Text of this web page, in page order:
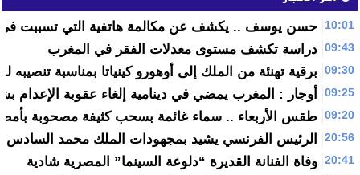
10:01 حسن يوسف .. يكشف عن مكالمة هاتفية التي تسببت في
09:43 دراسة تكشف مستوى معدلات الفقر في المغرب
09:30 برقية تهنئة من الملك إلى أوهورو كينياتا بمناسبة تنصيبه
09:25 أوجار : المغرب يمضي في دينامية إلغاء عقوبة الإعدام
09:20 طقس الأربعاء .. سماء غائمة بسحب كثيفة مصحوبة
20:56 الرئيس الفرنسي يشيد بمجهودات الملك محمد السادس
20:41 وفاة الفنانة القديرة “دلوعة السينما” المصرية شادية